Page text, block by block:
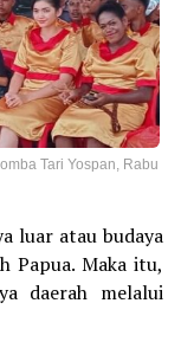
Tari Yospan, Rabu
luar atau budaya
Papua. Maka itu,
daerah melalui